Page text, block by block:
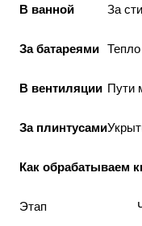
В ванной За
За батареями
В вентиляции Пути
За плинтусами
Как обрабатываем
Этап